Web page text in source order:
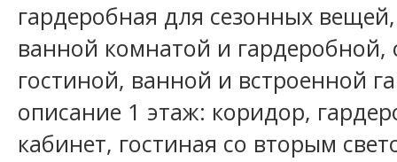
гардеробная для сезонных
ванной комнатой и гардеробной,
гостиной, ванной и встроенной
описание 1 этаж: коридор,
кабинет, гостиная со вторым